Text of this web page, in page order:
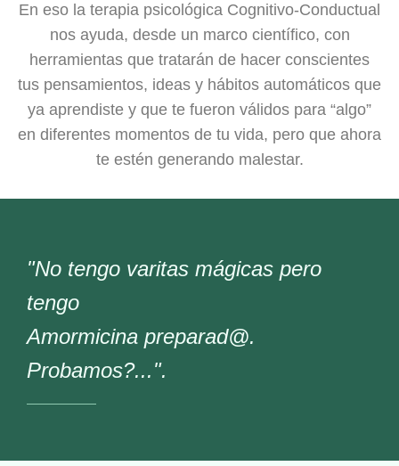
En eso la terapia psicológica Cognitivo-Conductual
nos ayuda, desde un marco científico, con
herramientas que tratarán de hacer conscientes
tus pensamientos, ideas y hábitos automáticos que
ya aprendiste y que te fueron válidos para “algo”
en diferentes momentos de tu vida, pero que ahora
te estén generando malestar.
"No tengo varitas mágicas pero
tengo
Amormicina preparad@.
Probamos?...".